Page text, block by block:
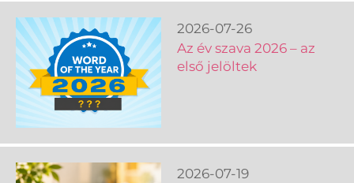
2026-07-26
Az év szava 2026 – az
első jelöltek
2026-07-19